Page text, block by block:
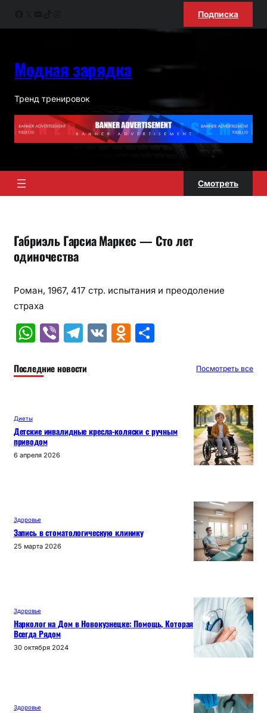
Подписка
Модная зарядка
Тренд тренировок
Смотреть
Габриэль Гарсиа Маркес — Сто лет
одиночества
Роман, 1967, 417 стр. испытания и преодоление
страха
W
at
p
p
Vi
er
T
e
m
V O
a
О
в
Последние новости Посмотреть все
Диеты
Детские инвалидные кресла-коляски с ручным
приводом
6 апреля 2026
Здоровье
Запись в стоматологическую клинику
25 марта 2026
Здоровье
Нарколог на Дом в Новокузнецке: Помощь, Которая
Всегда Рядом
30 октября 2024
Здоровье